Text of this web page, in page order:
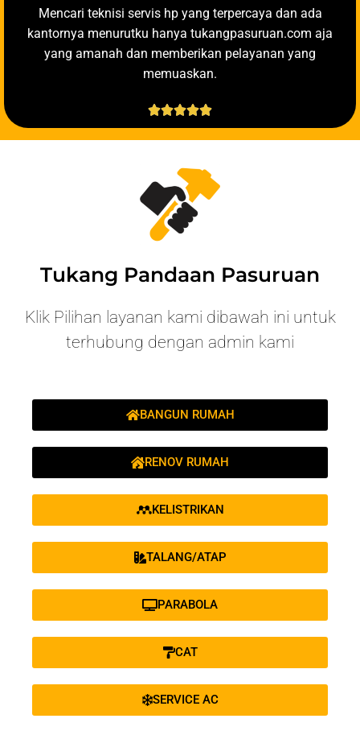
Mencari teknisi servis hp yang terpercaya dan ada
kantornya menurutku hanya tukangpasuruan.com aja
yang amanah dan memberikan pelayanan yang
memuaskan.

Tukang Pandaan Pasuruan
Klik Pilihan layanan kami dibawah ini untuk
terhubung dengan admin kami
BANGUN RUMAH
RENOV RUMAH
KELISTRIKAN
TALANG/ATAP
PARABOLA
CAT
SERVICE AC